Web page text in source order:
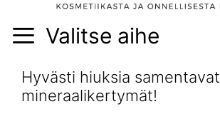
Valitse aihe
Hyvästi hiuksia samentavat
mineraalikertymät!